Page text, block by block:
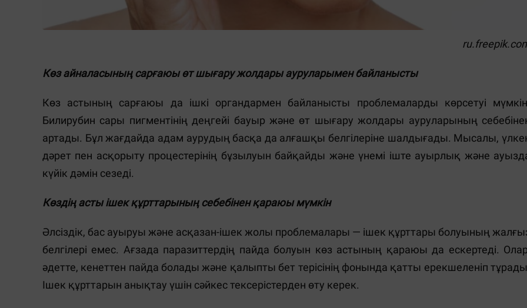
Көз айналасының сарғаюы өт шығару жолдары ауруларымен байланысты
Көз астының сарғаюы да ішкі органдармен байланысты проблемаларды көрсетуі
Билирубин сары пигментінің деңгейі бауыр және өт шығару жолдары ауруларының
артады. Бұл жағдайда адам аурудың басқа да алғашқы белгілеріне шалдығады. Мысалы,
дәрет пен асқорыту процестерінің бұзылуын байқайды және үнемі іште ауырлық және
күйік дәмін сезеді.
Көздің асты ішек құрттарының себебінен қараюы мүмкін
Әлсіздік, бас ауыруы және асқазан-ішек жолы проблемалары — ішек құрттары болуының
белгілері емес. Ағзада паразиттердің пайда болуын көз астының қараюы да ескертеді.
әдетте, кенеттен пайда болады және қалыпты бет терісінің фонында қатты ерекшеленіп
Ішек құрттарын анықтау үшін сәйкес тексерістерден өту керек.